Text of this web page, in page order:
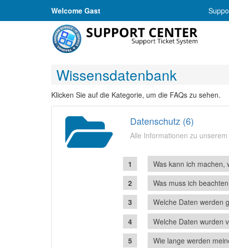
Welcome Gast
Wissensdatenbank
Klicken Sie auf die Kategorie, um die FAQs zu sehen.
Datenschutz (6)
Alle Informationen zu
Was kann ich machen,
Was muss ich
Welche Daten werden
Welche Daten wurden
Wie lange werden